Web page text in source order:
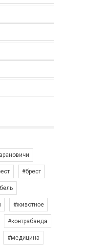
#брест
#животное
#контрабанда
#медицина